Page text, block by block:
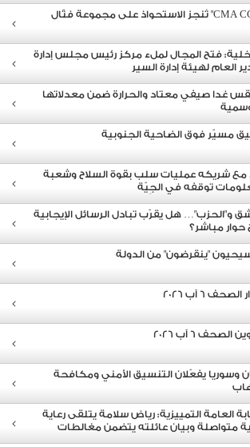
فتح المجال لملء مركز رئيس مجلس إدارة
العام لهيئة إدارة السير
غدا صيفي معتاد والحرارة ضمن معدلاتها
مسيّر فوق الضاحية الجنوبية
مع شريكه عمليات سلب بقوة السلاح وشعبة
توقفه في الجِيّة
و"الحزب"… هل يقرّب تبادل الرسائل الإيجابية
حوار مباشر؟
"ينقرضون" من الدولة
6 آب 2026
الصحف 6 آب 2026
وسوريا يفعّلان التنسيق الأمني ومكافحة
العامة التمييزية: رياض سلامة يتلقى رعاية
متواصلة وبيان عائلته يتضمن مغالطات